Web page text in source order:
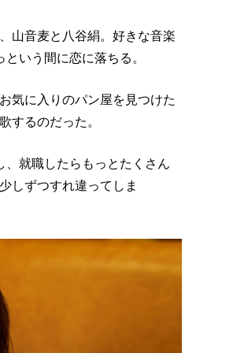
山音麦と八谷絹。好きな音楽
いう間に恋に落ちる。
気に入りのパン屋を見つけた
するのだった。
、就職したらもっとたくさん
しずつすれ違ってしま